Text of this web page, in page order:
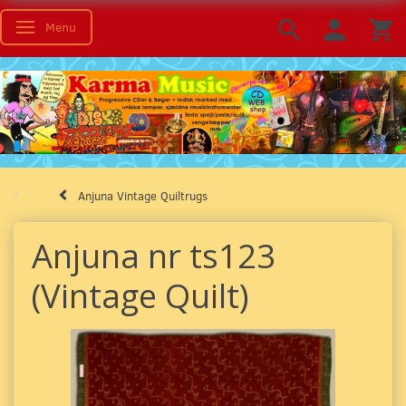
Toggle navigation
Menu
Anjuna Vintage Quiltrugs
Anjuna nr ts123
(Vintage Quilt)